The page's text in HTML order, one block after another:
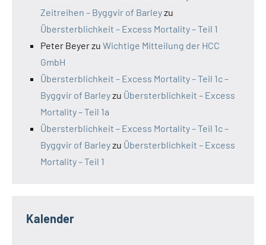
Zeitreihen – Byggvir of Barleyzu
Übersterblichkeit – Excess Mortality – Teil 1
Peter Beyerzu Wichtige Mitteilung der HCC
GmbH
Übersterblichkeit – Excess Mortality – Teil 1c –
Byggvir of Barleyzu Übersterblichkeit – Excess
Mortality – Teil 1a
Übersterblichkeit – Excess Mortality – Teil 1c –
Byggvir of Barleyzu Übersterblichkeit – Excess
Mortality – Teil 1
Kalender